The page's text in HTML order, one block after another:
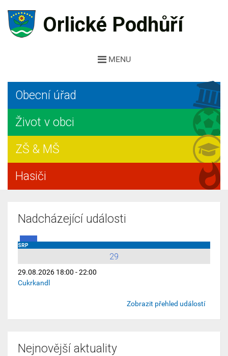
Orlické Podhůří
MENU
Obecní úřad
Život v obci
ZŠ & MŠ
Hasiči
Nadcházející události
SRP
29
29.08.2026 18:00 - 22:00
Cukrkandl
Zobrazit přehled událostí
Nejnovější aktuality